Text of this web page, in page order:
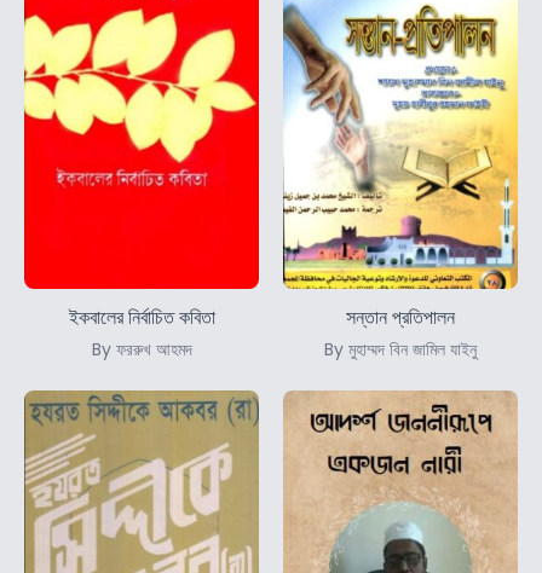
ইকবালের নির্বাচিত কবিতা
By ফররুখ আহমদ
সন্তান প্রতিপালন
By মুহাম্মদ বিন জামিল যাইনু